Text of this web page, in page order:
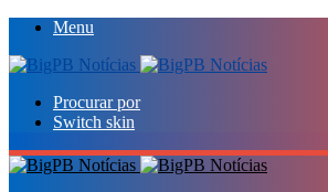
Menu
Procurar por
Switch skin